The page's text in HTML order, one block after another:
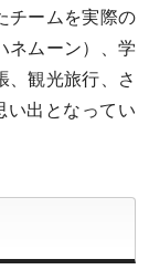
チームを実際の
ネムーン）、学
、観光旅行、さ
い出となってい